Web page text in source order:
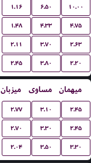
۱.۱۶ ۶.۵۰ ۱۰.۰۰
۱.۴۸ ۴.۳۳ ۴.۷۵
۲.۱۱ ۳.۷۰ ۲.۶۳
۲.۴۵ ۳.۸۰ ۲.۲۰
میزبان مساوی میهمان
۲.۷۷ ۳.۱۰ ۲.۴۵
۲.۷۰ ۳.۳۰ ۲.۴۵
۲.۰۴ ۳.۵۰ ۳.۳۰